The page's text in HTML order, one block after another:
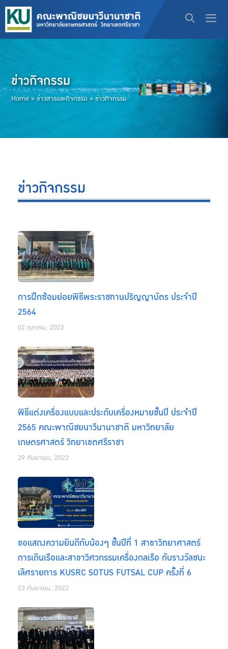
ข่าวกิจกรรม
Home »ข่าวสารและกิจกรรม »ข่าวกิจกรรม
ข่าวกิจกรรม
การฝึกซ้อมย่อยพิธีพระราชทานปริญญาบัตร ประจำปี
2564
02 ตุลาคม, 2022
พิธีแต่งเครื่องแบบและประดับเครื่องหมายชั้นปี ประจำปี
2565 คณะพาณิชยนาวีนานาชาติ มหาวิทยาลัย
เกษตรศาสตร์ วิทยาเขตศรีราชา
29 กันยายน, 2022
ขอแสดงความยินดีกับน้องๆ ชั้นปีที่ 1 สาขาวิทยาศาสตร์
การเดินเรือและสาขาวิศวกรรมเครื่องกลเรือ กับรางวัลชนะ
เลิศรายการ KUSRC SOTUS FUTSAL CUP ครั้งที่ 6
23 กันยายน, 2022